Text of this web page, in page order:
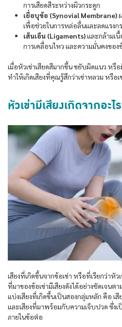
การเสียดสีระหว่างผิวกระดูก
เยื่อบุข้อ (Synovial Membrane)
เพื่อช่วยในการหล่อลื่นและลดแรงก
เส้นเอ็น (Ligaments)และกล้ามเ
การเคลื่อนไหว และความมั่นคงของ
เมื่อหัวเข่าเสียดสีมากขึ้น ขยับผิดแนว หรื
ทำให้เกิดเสียงที่คุณรู้สึกว่าเข่าหลวม หรือ
หัวเข่ามีเสียงเกิดจากอะไ
เสียงที่เกิดขึ้นจากข้อเข่า หรือที่เรียกว่าหัว
ที่มาของข้อเข่ามีเสียงดังได้อย่างชัดเจนต
แบ่งเสียงที่เกิดขึ้นเป็นสองกลุ่มหลัก คือ เสี
และเสียงที่มาพร้อมกับความเจ็บปวด ซึ่ง
ภายในข้อต่อ